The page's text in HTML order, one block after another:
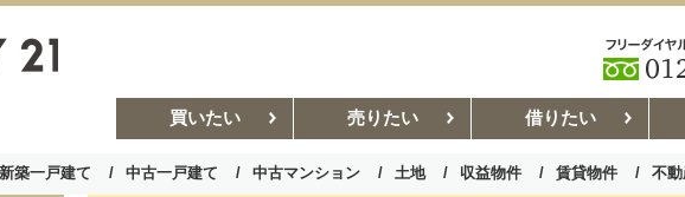
買いたい 売りたい 借りたい
新築一戸建て 中古一戸建て 中古マンション 土地 収益物件 賃貸物件 不